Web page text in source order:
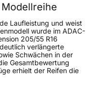
Laufleistung und weist
wurde im ADAC-
205/55 R16
verlängerte
Schwächen in der
Gesamtbewertung
erhielt der Reifen die